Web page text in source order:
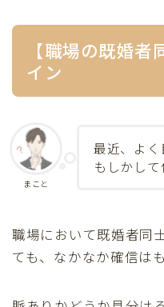
【職場の既婚
イン
まこと
最近、よ
もしかし
職場において既婚者同
ても、なかなか確信は